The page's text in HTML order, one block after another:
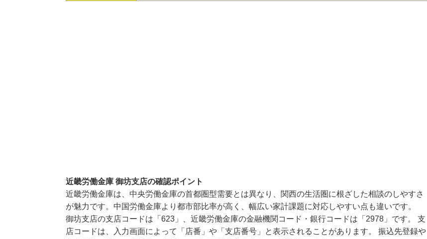
近畿労働金庫 御坊支店の確認ポイント
近畿労働金庫は、中央労働金庫の首都圏型需要とは異なり、関西の生活圏に根ざした相談のしやすさ
が魅力です。中国労働金庫より都市部比率が高く、幅広い家計課題に対応しやすい点も違いです。
御坊支店の支店コードは「623」、近畿労働金庫の金融機関コード・銀行コードは「2978」です。 支
店コードは、入力画面によって「店番」や「支店番号」と表示されることがあります。 振込先登録や